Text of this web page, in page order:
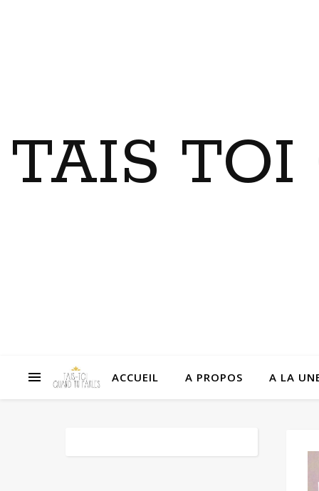
TAIS TOI
ACCUEIL A PROPOS A LA